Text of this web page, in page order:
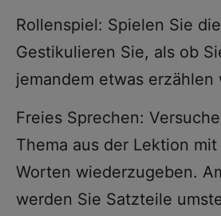
Rollenspiel: Spielen Sie
Gestikulieren Sie, als ob
jemandem etwas erzählen
Freies Sprechen:
Thema aus der Lektion
Worten wiederzugeben.
werden Sie Satzteile